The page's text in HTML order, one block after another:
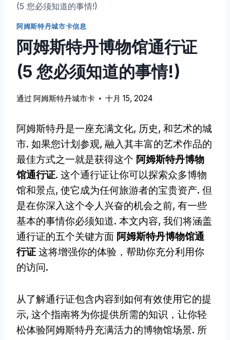
(5 您必须知道的事情!)
阿姆斯特丹城市卡信息
阿姆斯特丹博物馆通行证
(5 您必须知道的事情!)
通过 阿姆斯特丹城市卡 十月 15, 2024
阿姆斯特丹是一座充满文化, 历史, 和艺术的城
市. 如果您计划参观, 融入其丰富的艺术作品的
最佳方式之一就是获得这个 阿姆斯特丹博物
馆通行证. 这个通行证让你可以探索众多博物
馆和景点, 使它成为任何旅游者的宝贵资产. 但
是在你深入这个令人兴奋的机会之前, 有一些
基本的事情你必须知道. 本文内容, 我们将涵盖
通行证的五个关键方面 阿姆斯特丹博物馆通
行证 这将增强你的体验，帮助你充分利用你
的访问.
从了解通行证包含内容到如何有效使用它的提
示, 这个指南将为你提供所需的知识，让你轻
松体验阿姆斯特丹充满活力的博物馆场景. 所